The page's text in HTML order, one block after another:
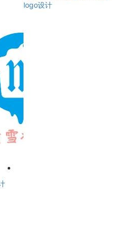
logo设计